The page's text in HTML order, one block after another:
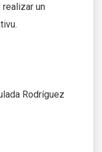
un
Rodríguez